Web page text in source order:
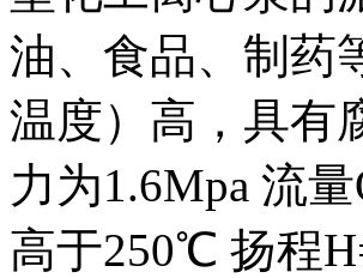
油、食品、制药
温度）高，具有
力为1.6Mpa 流
高于250℃ 扬程